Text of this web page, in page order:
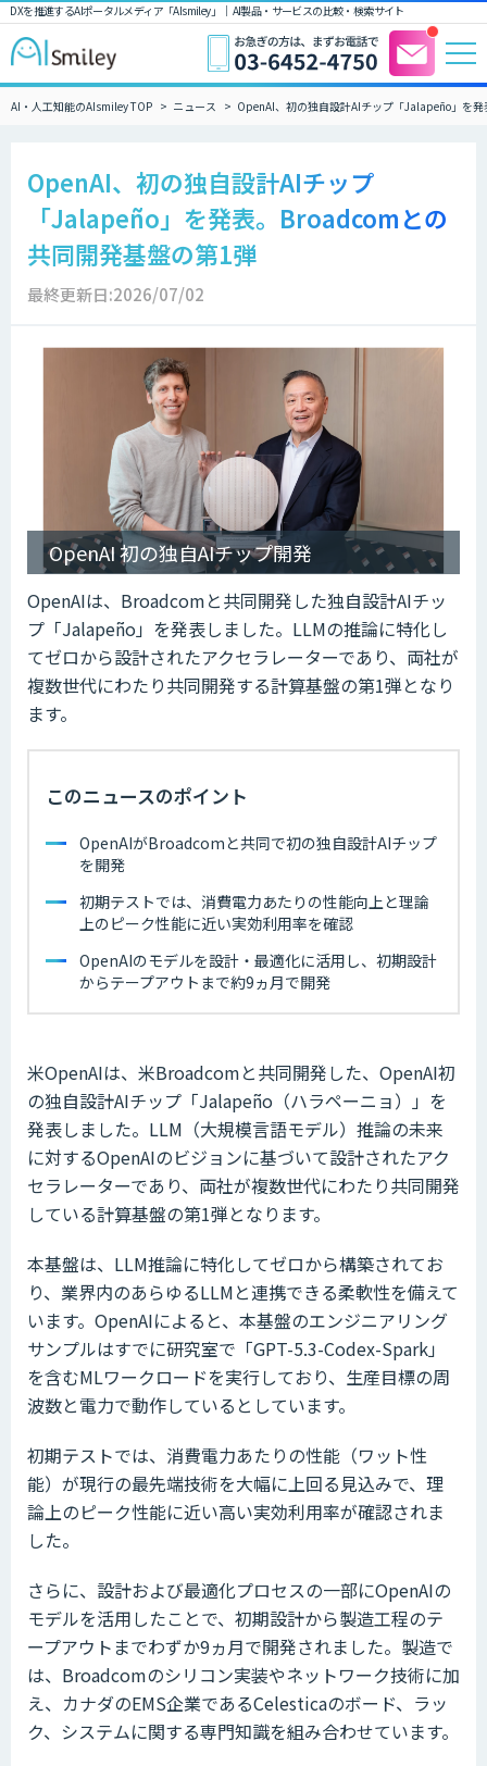
DXを推進するAIポータルメディア「AIsmiley」｜ AI製品・サービスの比較・検索サイト
AI・人工知能のAIsmiley TOP ニュース OpenAI、初の独自設計AIチップ「Jalapeño」を
OpenAI、初の独自設計AIチップ
「Jalapeño」を発表。Broadcomとの
共同開発基盤の第1弾
最終更新日:2026/07/02
OpenAI 初の独自AIチップ開発
OpenAIは、Broadcomと共同開発した独自設計AIチッ
プ「Jalapeño」を発表しました。LLMの推論に特化し
てゼロから設計されたアクセラレーターであり、両社が
複数世代にわたり共同開発する計算基盤の第1弾となり
ます。
このニュースのポイント
OpenAIがBroadcomと共同で初の独自設計AIチップ
を開発
初期テストでは、消費電力あたりの性能向上と理論
上のピーク性能に近い実効利用率を確認
OpenAIのモデルを設計・最適化に活用し、初期設計
からテープアウトまで約9ヵ月で開発
米OpenAIは、米Broadcomと共同開発した、OpenAI初
の独自設計AIチップ「Jalapeño（ハラペーニョ）」を
発表しました。LLM（大規模言語モデル）推論の未来
に対するOpenAIのビジョンに基づいて設計されたアク
セラレーターであり、両社が複数世代にわたり共同開発
している計算基盤の第1弾となります。
本基盤は、LLM推論に特化してゼロから構築されてお
り、業界内のあらゆるLLMと連携できる柔軟性を備えて
います。OpenAIによると、本基盤のエンジニアリング
サンプルはすでに研究室で「GPT-5.3-Codex-Spark」
を含むMLワークロードを実行しており、生産目標の周
波数と電力で動作しているとしています。
初期テストでは、消費電力あたりの性能（ワット性
能）が現行の最先端技術を大幅に上回る見込みで、理
論上のピーク性能に近い高い実効利用率が確認されま
した。
さらに、設計および最適化プロセスの一部にOpenAIの
モデルを活用したことで、初期設計から製造工程のテ
ープアウトまでわずか9ヵ月で開発されました。製造で
は、Broadcomのシリコン実装やネットワーク技術に加
え、カナダのEMS企業であるCelesticaのボード、ラッ
ク、システムに関する専門知識を組み合わせています。